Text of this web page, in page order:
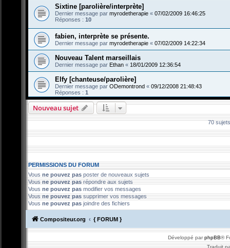
Sixtine [parolière/interprète]
Dernier message par myrodetherapie « 07/02/2009 16:46:25
Réponses : 10
fabien, interprète se présente.
Dernier message par myrodetherapie « 07/02/2009 14:22:34
Nouveau Talent marseillais
Dernier message par Ethan « 18/01/2009 12:36:54
Elfy [chanteuse/parolière]
Dernier message par ODemontrond « 09/12/2008 21:48:43
Réponses : 1
Nouveau sujet
70
PERMISSIONS DU FORUM
Vous ne pouvez pas poster de nouveaux sujets
Vousne pouvez pasrépondre aux sujets
Vous ne pouvez pas modifier vos messages
Vousne pouvez passupprimer vos messages
Vous ne pouvez pas joindre des fichiers
Compositeur.org { FORUM }
Développé parphpBB®
Traduit